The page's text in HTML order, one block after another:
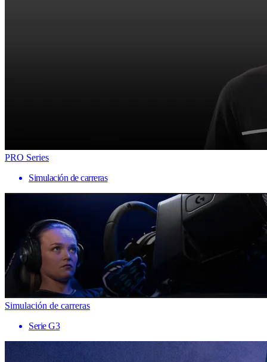
PRO Series
Simulación de carreras
Simulación de carreras
Serie G3